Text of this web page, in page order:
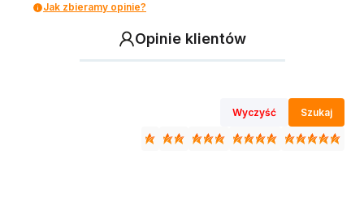
Jak zbieramy opinie?
Opinie klientów
Wyczyść Szukaj